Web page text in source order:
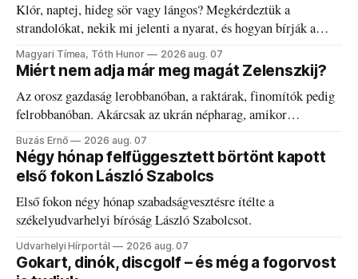
Klór, naptej, hideg sör vagy lángos? Megkérdeztük a
strandolókat, nekik mi jelenti a nyarat, és hogyan bírják a
kánikulát.
Magyari Tímea, Tóth Hunor 2026 aug. 07
Miért nem adja már meg magát Zelenszkij?
Az orosz gazdaság lerobbanóban, a raktárak, finomítók pedig
felrobbanóban. Akárcsak az ukrán népharag, amikor
elégedetlen vezetőivel.
Buzás Ernő 2026 aug. 07
Négy hónap felfüggesztett börtönt kapott
első fokon László Szabolcs
Első fokon négy hónap szabadságvesztésre ítélte a
székelyudvarhelyi bíróság László Szabolcsot.
Udvarhelyi Hírportál 2026 aug. 07
Gokart, dinók, discgolf – és még a fogorvost